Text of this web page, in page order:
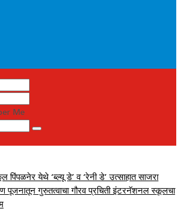
Me
पिंपळनेर येथे ‘ब्ल्यू डे’ व ‘रेनी डे’ उत्साहात साजरा
पूजनातून गुरुतत्वाचा गौरव प्रचिती इंटरनॅशनल स्कूलचा